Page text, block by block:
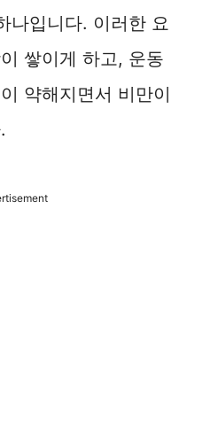
나입니다. 이러한 요
쌓이게 하고, 운동
약해지면서 비만이